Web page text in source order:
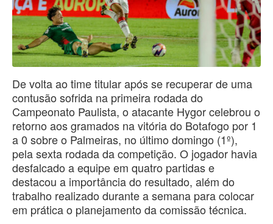
De volta ao time titular após se recuperar de uma
contusão sofrida na primeira rodada do
Campeonato Paulista, o atacante Hygor celebrou o
retorno aos gramados na vitória do Botafogo por 1
a 0 sobre o Palmeiras, no último domingo (1º),
pela sexta rodada da competição. O jogador havia
desfalcado a equipe em quatro partidas e
destacou a importância do resultado, além do
trabalho realizado durante a semana para colocar
em prática o planejamento da comissão técnica.